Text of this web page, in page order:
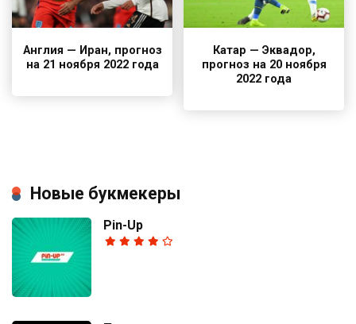
Англия — Иран, прогноз
на 21 ноября 2022 года
Катар — Эквадор,
прогноз на 20 ноября
2022 года
Новые букмекеры
Pin-Up